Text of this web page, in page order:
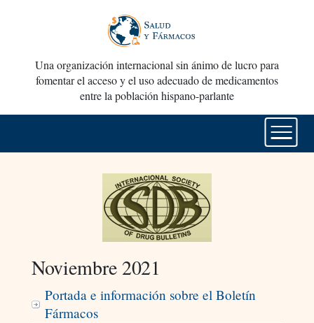
Una organización internacional sin ánimo de lucro para
fomentar el acceso y el uso adecuado de medicamentos
entre la población hispano-parlante
Noviembre 2021
Portada e información sobre el Boletín
Fármacos